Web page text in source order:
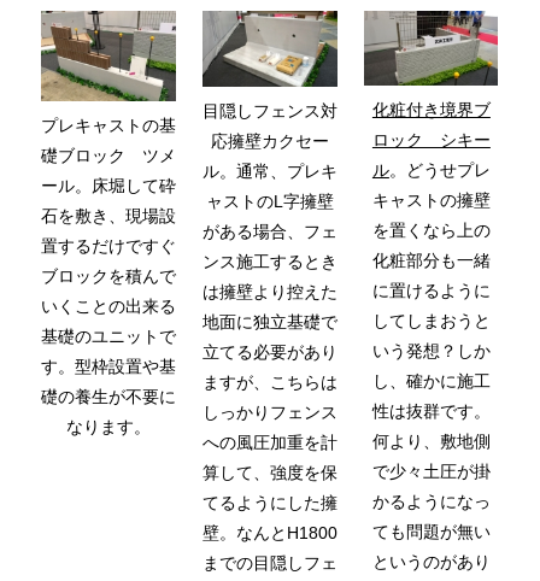
プレキャストの基
礎ブロック ツメ
ール。床堀して砕
石を敷き、現場設
置するだけですぐ
ブロックを積んで
いくことの出来る
基礎のユニットで
す。型枠設置や基
礎の養生が不要に
なります。
目隠しフェンス対
応擁壁カクセー
ル。通常、プレキ
ャストのL字擁壁
がある場合、フェ
ンス施工するとき
は擁壁より控えた
地面に独立基礎で
立てる必要があり
ますが、こちらは
しっかりフェンス
への風圧加重を計
算して、強度を保
てるようにした擁
壁。なんとH1800
までの目隠しフェ
化粧付き境界ブ
ロック シキー
ル。どうせプレ
キャストの擁壁
を置くなら上の
化粧部分も一緒
に置けるように
してしまおうと
いう発想？しか
し、確かに施工
性は抜群です。
何より、敷地側
で少々土圧が掛
かるようになっ
ても問題が無い
というのがあり